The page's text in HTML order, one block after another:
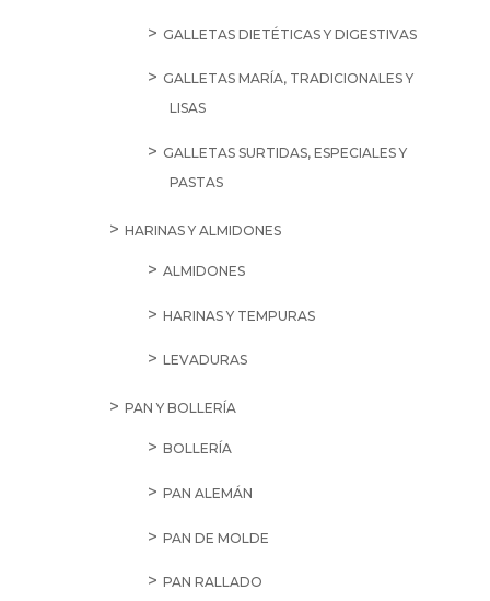
GALLETAS DIETÉTICAS Y DIGESTIVAS
GALLETAS MARÍA, TRADICIONALES Y
LISAS
GALLETAS SURTIDAS, ESPECIALES Y
PASTAS
HARINAS Y ALMIDONES
ALMIDONES
HARINAS Y TEMPURAS
LEVADURAS
PAN Y BOLLERÍA
BOLLERÍA
PAN ALEMÁN
PAN DE MOLDE
PAN RALLADO